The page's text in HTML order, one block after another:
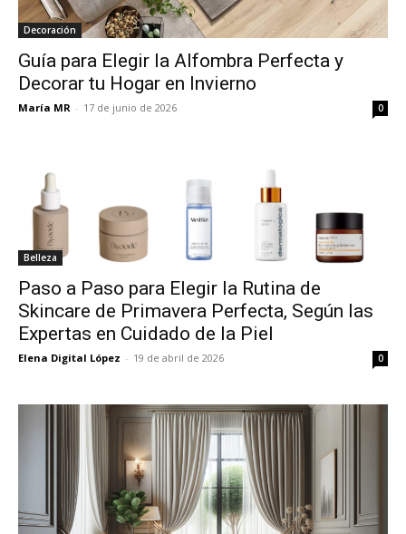
Decoración
Guía para Elegir la Alfombra Perfecta y
Decorar tu Hogar en Invierno
María MR - 17 de junio de 2026 0
Belleza
Paso a Paso para Elegir la Rutina de
Skincare de Primavera Perfecta, Según las
Expertas en Cuidado de la Piel
Elena Digital López - 19 de abril de 2026 0